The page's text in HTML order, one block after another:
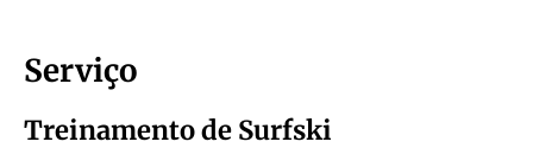
Serviço
Treinamento de Surfski